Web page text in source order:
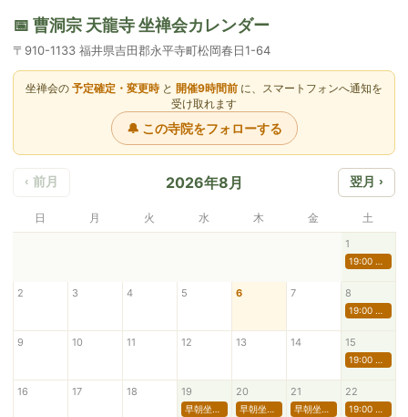
📅 曹洞宗 天龍寺 坐禅会カレンダー
〒910-1133 福井県吉田郡永平寺町松岡春日1-64
坐禅会の 予定確定・変更時と 開催9時間前 に、スマートフォンへ通知を
受け取れます
🔔 この寺院をフォローする
‹ 前月 2026年8月 翌月 ›
日 月 火 水 木 金 土
1
19:00 坐禅会
2 3 4 5 6 7 8
19:00 坐禅会
9 10 11 12 13 14 15
19:00 坐禅会
16 17 18 19
早朝坐禅会
20
早朝坐禅会
21
早朝坐禅会
22
19:00 坐禅会